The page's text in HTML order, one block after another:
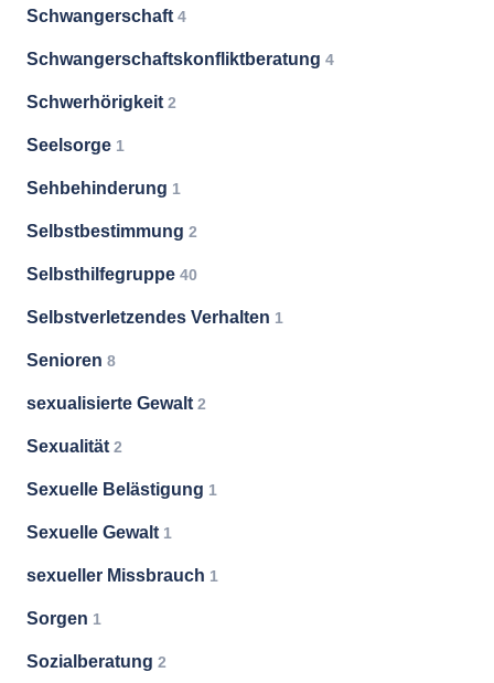
Schwangerschaft 4
Schwangerschaftskonfliktberatung 4
Schwerhörigkeit 2
Seelsorge 1
Sehbehinderung 1
Selbstbestimmung 2
Selbsthilfegruppe 40
Selbstverletzendes Verhalten 1
Senioren 8
sexualisierte Gewalt 2
Sexualität 2
Sexuelle Belästigung 1
Sexuelle Gewalt 1
sexueller Missbrauch 1
Sorgen 1
Sozialberatung 2